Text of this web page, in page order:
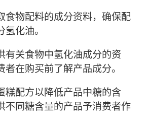
食物配料的成分资料，确保配
化油。
有关食物中氢化油成分的资
者在购买前了解产品成分。
糕配方以降低产品中糖的含
不同糖含量的产品予消费者作